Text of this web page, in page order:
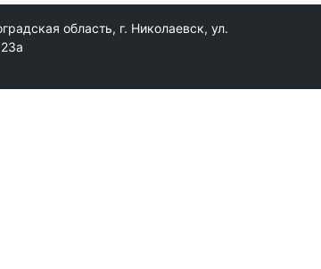
область, г. Николаевск, ул.